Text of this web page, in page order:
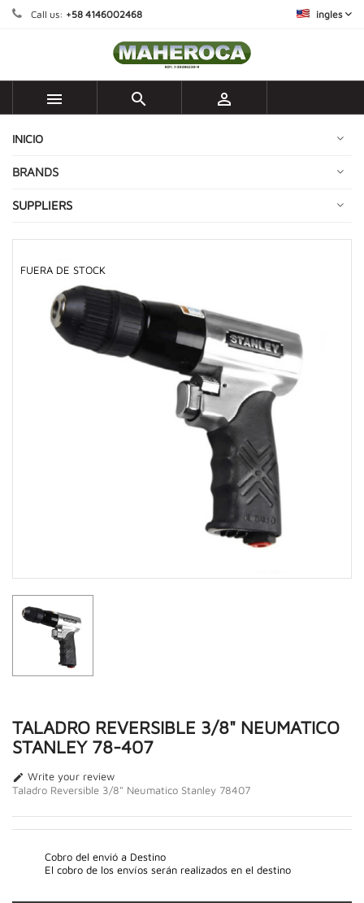
Call us: +58 4146002468 ingles
  
INICIO
BRANDS
SUPPLIERS
FUERA DE STOCK
TALADRO REVERSIBLE 3/8" NEUMATICO
STANLEY 78-407
 Write your review
Taladro Reversible 3/8" Neumatico Stanley 78407
Cobro del envió a Destino
El cobro de los envíos serán realizados en el destino